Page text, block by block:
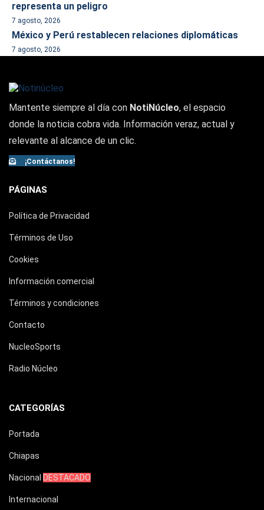
representa un peligro
7 agosto, 2026
México y Perú restablecen relaciones diplomáticas
7 agosto, 2026
Mantente siempre al día con NotiNúcleo, el espacio
donde la noticia cobra vida. Información veraz, actual y
relevante al alcance de un clic.
¡Contáctanos!
PÁGINAS
Política de Privacidad
Términos de Uso
Cookies
Información comercial
Términos y condiciones
Contacto
NucleoSports
Radio Núcleo
CATEGORÍAS
Portada
Chiapas
Nacional DESTACADO
Internacional